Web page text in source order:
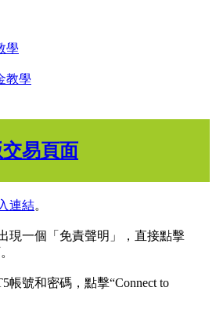
學
教學
易頁面
連結。
現一個「免責聲明」，直接點擊
帳號和密碼，點擊“Connect to